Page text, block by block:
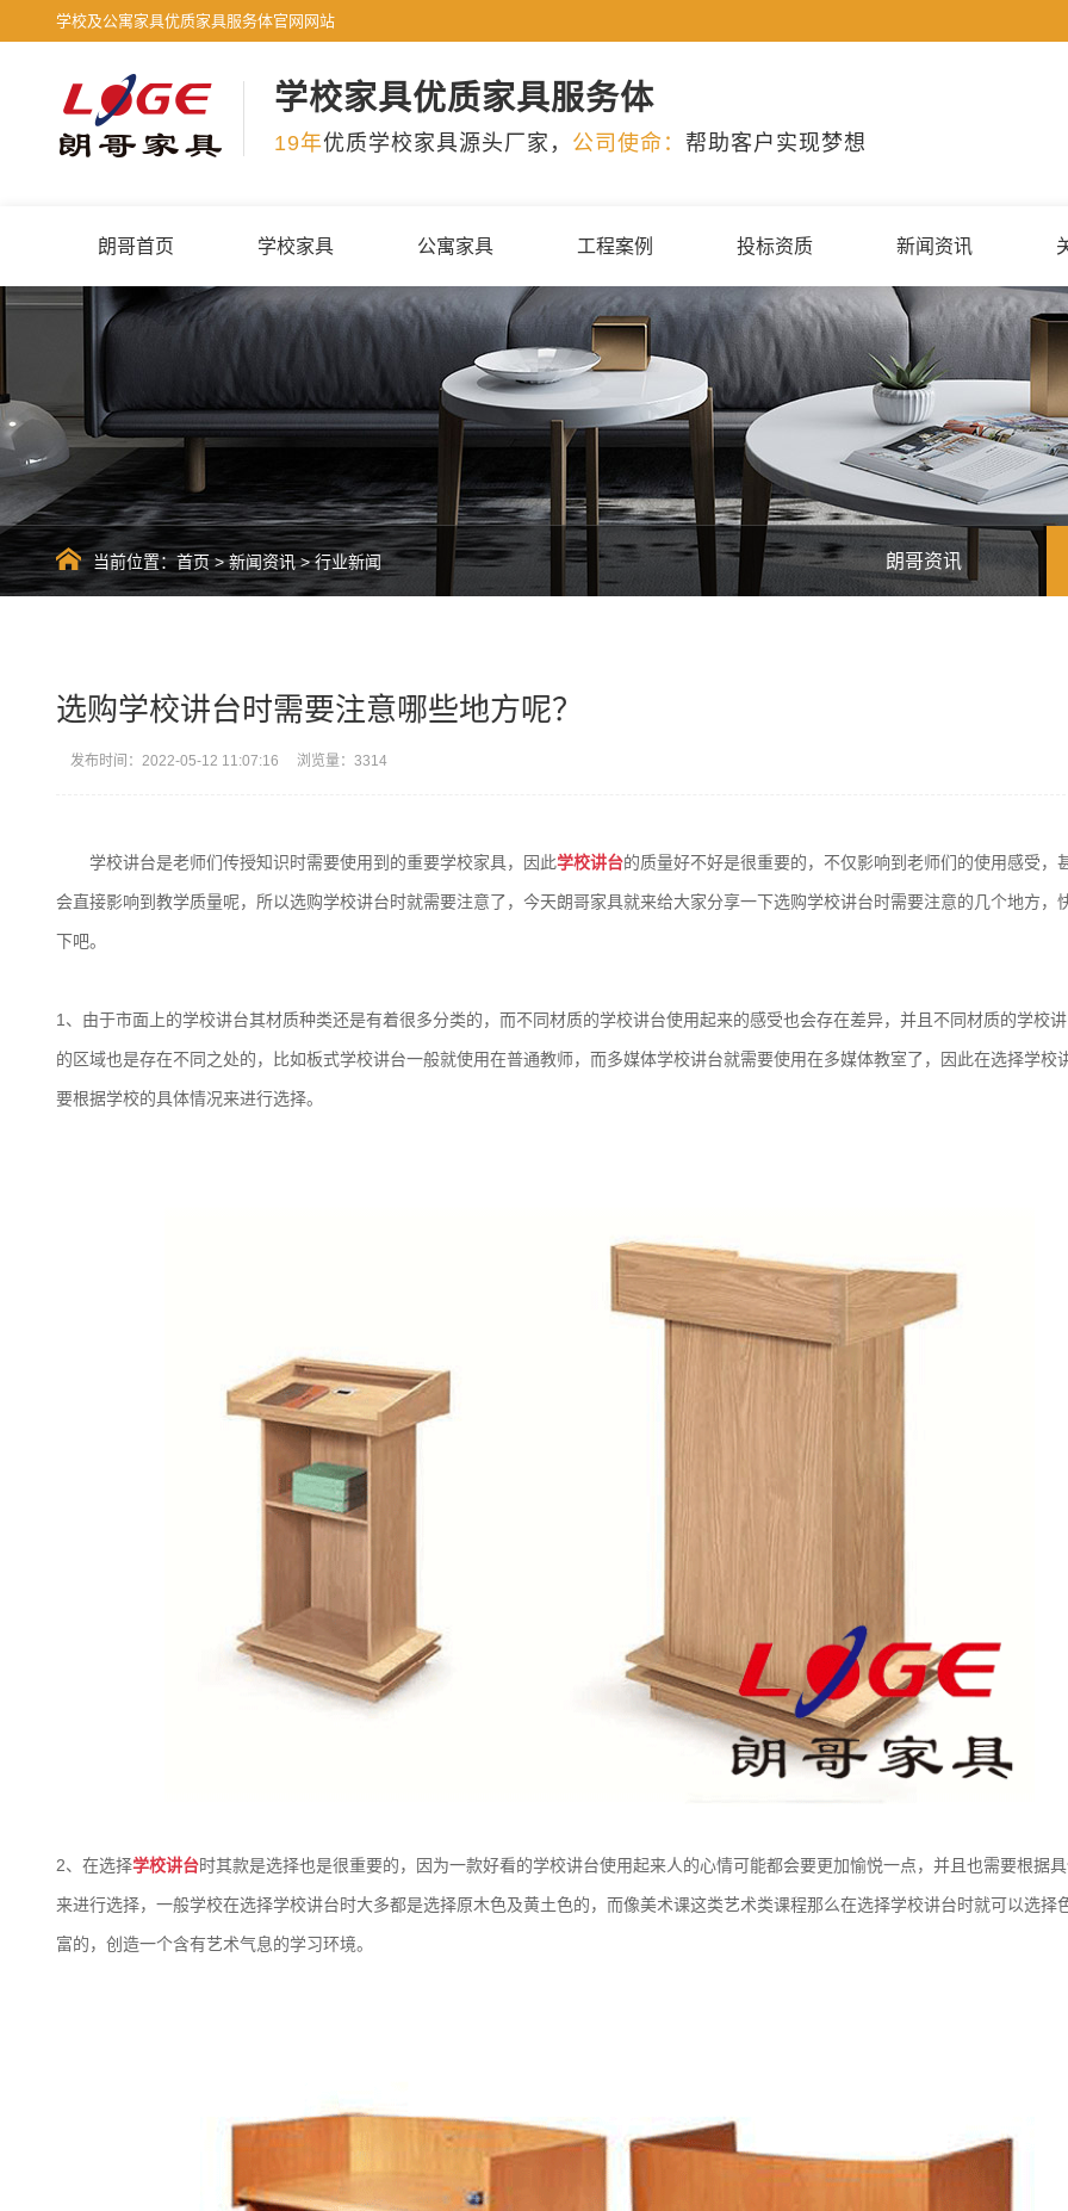
学校及公寓家具优质家具服务体官网网站
学校家具优质家具服务体
19年优质学校家具源头厂家， 公司使命： 帮助客户实现梦想
朗哥首页 学校家具 公寓家具 工程案例 投标资质 新闻资讯
当前位置：首页>新闻资讯>行业新闻 朗哥资讯
选购学校讲台时需要注意哪些地方呢？
发布时间：2022-05-12 11:07:16 浏览量：3314
学校讲台是老师们传授知识时需要使用到的重要学校家具，因此学校讲台的质量好不好是很重要的，不仅影响到老师们的使用感受，
会直接影响到教学质量呢，所以选购学校讲台时就需要注意了，今天朗哥家具就来给大家分享一下选购学校讲台时需要注意的几个地方，
下吧。
1、由于市面上的学校讲台其材质种类还是有着很多分类的，而不同材质的学校讲台使用起来的感受也会存在差异，并且不同材质的学校
的区域也是存在不同之处的，比如板式学校讲台一般就使用在普通教师，而多媒体学校讲台就需要使用在多媒体教室了，因此在选择学校
要根据学校的具体情况来进行选择。
2、在选择学校讲台时其款是选择也是很重要的，因为一款好看的学校讲台使用起来人的心情可能都会要更加愉悦一点，并且也需要根据
来进行选择，一般学校在选择学校讲台时大多都是选择原木色及黄土色的，而像美术课这类艺术类课程那么在选择学校讲台时就可以选择
富的，创造一个含有艺术气息的学习环境。